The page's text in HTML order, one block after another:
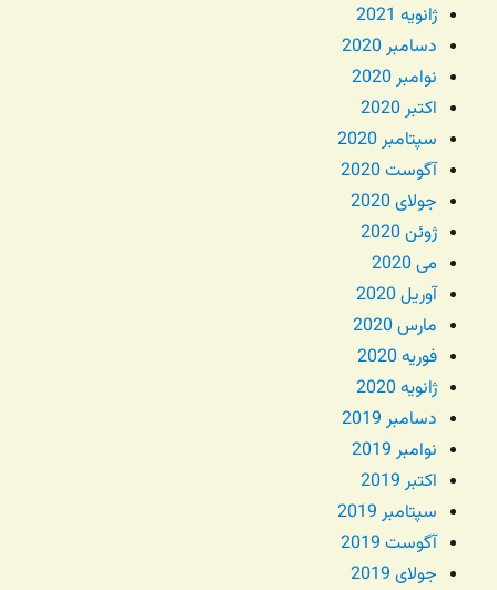
ژانویه 2021
دسامبر 2020
نوامبر 2020
اکتبر 2020
سپتامبر 2020
آگوست 2020
جولای 2020
ژوئن 2020
می 2020
آوریل 2020
مارس 2020
فوریه 2020
ژانویه 2020
دسامبر 2019
نوامبر 2019
اکتبر 2019
سپتامبر 2019
آگوست 2019
جولای 2019